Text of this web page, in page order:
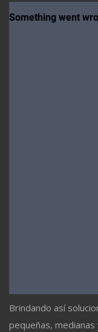
Brindando así
pequeñas,